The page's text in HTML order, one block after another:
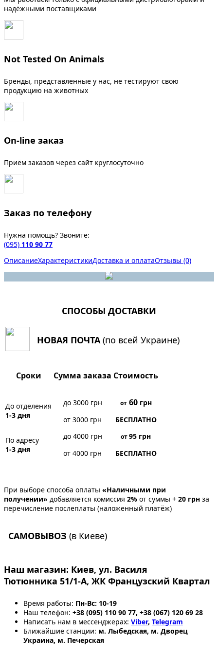
надёжными поставщиками
Not Tested On Animals
Бренды, представленные у нас, не тестируют свою
продукцию на животных
On-line заказ
Приём заказов через сайт круглосуточно
Заказ по телефону
Нужна помощь? Звоните:
(095) 110 90 77
ОписаниеХарактеристикиДоставка и оплатаОтзывы (0)
СПОСОБЫ ДОСТАВКИ
НОВАЯ ПОЧТА(по всей Украине)
Сроки Сумма заказа Стоимость
До отделения
1-3 дня
до 3000 грн от60грн
от 3000 грн
БЕСПЛАТНО
По адресу
1-3 дня
до 4000 грн от95 грн
от 4000 грн
БЕСПЛАТНО
При выборе способа оплаты «Наличными при
получении» добавляется комиссия 2% от суммы + 20 грн за
перечисление послеплаты (наложенный платёж)
САМОВЫВОЗ (в Киеве)
Наш магазин: Киев, ул. Василя
Тютюнника 51/1-А, ЖК Французский Квартал
Время работы: Пн-Вс: 10-19
Наш телефон: +38 (095) 110 90 77, +38 (067) 120 69 28
Написать нам в мессенджерах: Viber, Telegram
Ближайшие станции: м. Лыбедская, м. Дворец
Украина, м. Печерская